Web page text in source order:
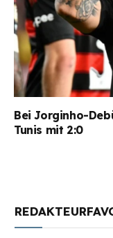
Bei Jorginho-
Tunis mit 2:0